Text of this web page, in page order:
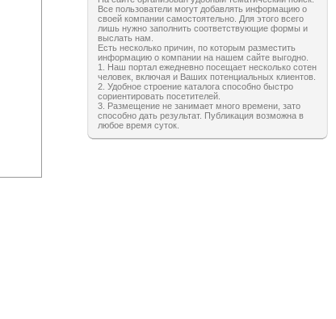
Все пользователи могут добавлять информацию о
своей компании самостоятельно. Для этого всего
лишь нужно заполнить соответствующие формы и
выслать нам.
Есть несколько причин, по которым разместить
информацию о компании на нашем сайте выгодно.
1. Наш портал ежедневно посещает несколько сотен
человек, включая и Ваших потенциальных клиентов.
2. Удобное строение каталога способно быстро
сориентировать посетителей.
3. Размещение не занимает много времени, зато
способно дать результат. Публикация возможна в
любое время суток.